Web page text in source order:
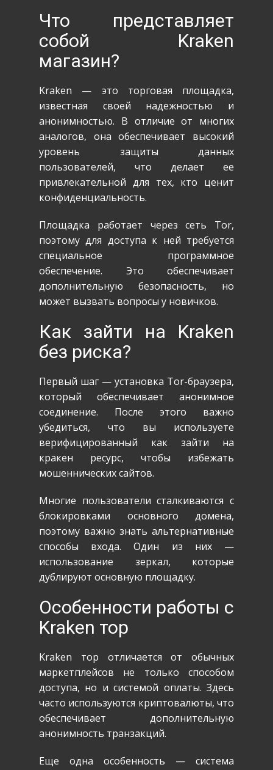
Что представляет
собой Kraken
магазин?
Kraken — это торговая площадка,
известная своей надежностью и
анонимностью. В отличие от многих
аналогов, она обеспечивает высокий
уровень защиты данных
пользователей, что делает ее
привлекательной для тех, кто ценит
конфиденциальность.
Площадка работает через сеть Tor,
поэтому для доступа к ней требуется
специальное программное
обеспечение. Это обеспечивает
дополнительную безопасность, но
может вызвать вопросы у новичков.
Как зайти на Kraken
без риска?
Первый шаг — установка Tor-браузера,
который обеспечивает анонимное
соединение. После этого важно
убедиться, что вы используете
верифицированный как зайти на
кракен ресурс, чтобы избежать
мошеннических сайтов.
Многие пользователи сталкиваются с
блокировками основного домена,
поэтому важно знать альтернативные
способы входа. Один из них —
использование зеркал, которые
дублируют основную площадку.
Особенности работы с
Kraken тор
Kraken тор отличается от обычных
маркетплейсов не только способом
доступа, но и системой оплаты. Здесь
часто используются криптовалюты, что
обеспечивает дополнительную
анонимность транзакций.
Еще одна особенность — система